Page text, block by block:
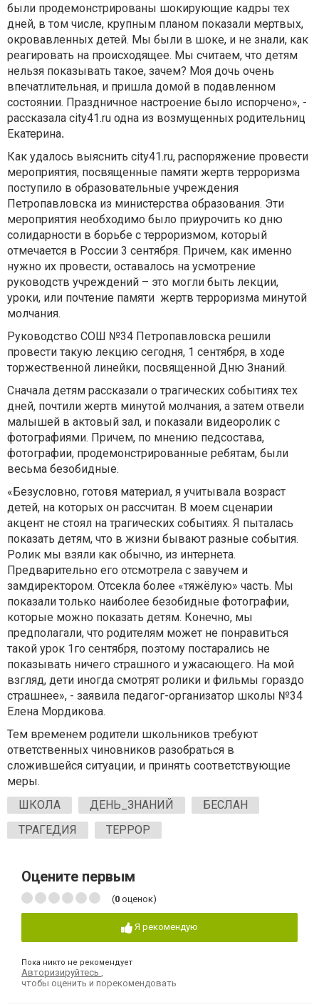
были продемонстрированы шокирующие кадры тех
дней, в том числе, крупным планом показали мертвых,
окровавленных детей. Мы были в шоке, и не знали, как
реагировать на происходящее. Мы считаем, что детям
нельзя показывать такое, зачем? Моя дочь очень
впечатлительная, и пришла домой в подавленном
состоянии. Праздничное настроение было испорчено», -
рассказала city41.ru одна из возмущенных родительниц
Екатерина.
Как удалось выяснить city41.ru, распоряжение провести
мероприятия, посвященные памяти жертв терроризма
поступило в образовательные учреждения
Петропавловска из министерства образования. Эти
мероприятия необходимо было приурочить ко дню
солидарности в борьбе с терроризмом, который
отмечается в России 3 сентября. Причем, как именно
нужно их провести, оставалось на усмотрение
руководств учреждений – это могли быть лекции,
уроки, или почтение памяти жертв терроризма минутой
молчания.
Руководство СОШ №34 Петропавловска решили
провести такую лекцию сегодня, 1 сентября, в ходе
торжественной линейки, посвященной Дню Знаний.
Сначала детям рассказали о трагических событиях тех
дней, почтили жертв минутой молчания, а затем отвели
малышей в актовый зал, и показали видеоролик с
фотографиями. Причем, по мнению педсостава,
фотографии, продемонстрированные ребятам, были
весьма безобидные.
«Безусловно, готовя материал, я учитывала возраст
детей, на которых он рассчитан. В моем сценарии
акцент не стоял на трагических событиях. Я пыталась
показать детям, что в жизни бывают разные события.
Ролик мы взяли как обычно, из интернета.
Предварительно его отсмотрела с завучем и
замдиректором. Отсекла более «тяжёлую» часть. Мы
показали только наиболее безобидные фотографии,
которые можно показать детям. Конечно, мы
предполагали, что родителям может не понравиться
такой урок 1го сентября, поэтому постарались не
показывать ничего страшного и ужасающего. На мой
взгляд, дети иногда смотрят ролики и фильмы гораздо
страшнее», - заявила педагог-организатор школы №34
Елена Мордикова.
Тем временем родители школьников требуют
ответственных чиновников разобраться в
сложившейся ситуации, и принять соответствующие
меры.
ШКОЛА
ДЕНЬ_ЗНАНИЙ
БЕСЛАН
ТРАГЕДИЯ
ТЕРРОР
Оцените первым
(0 оценок)
Я рекомендую
Пока никто не рекомендует
Авторизируйтесь
чтобы оценить и порекомендовать